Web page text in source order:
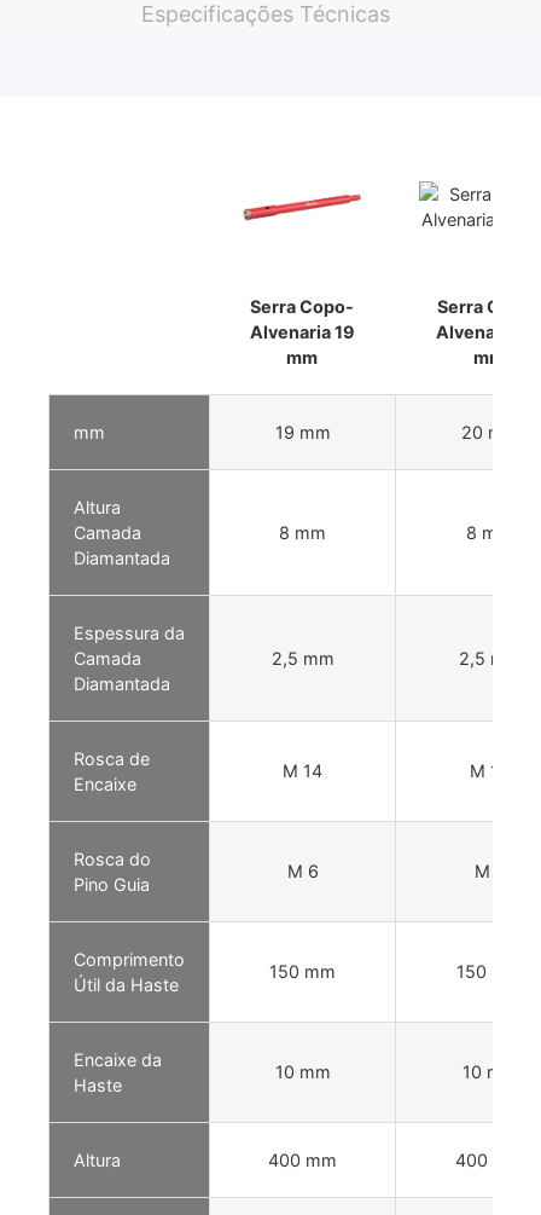
Especificações Técnicas
Serra Copo-
Alvenaria 19
mm
Serra Copo-
Alvenaria
mm
mm 19 mm 20 mm
Altura
Camada
Diamantada
8 mm 8 mm
Espessura da
Camada
Diamantada
2,5 mm 2,5 mm
Rosca de
Encaixe
M 14 M 12
Rosca do
Pino Guia
M 6 M 6
Comprimento
Útil da Haste
150 mm 150 mm
Encaixe da
Haste
10 mm 10 mm
Altura 400 mm 400 mm